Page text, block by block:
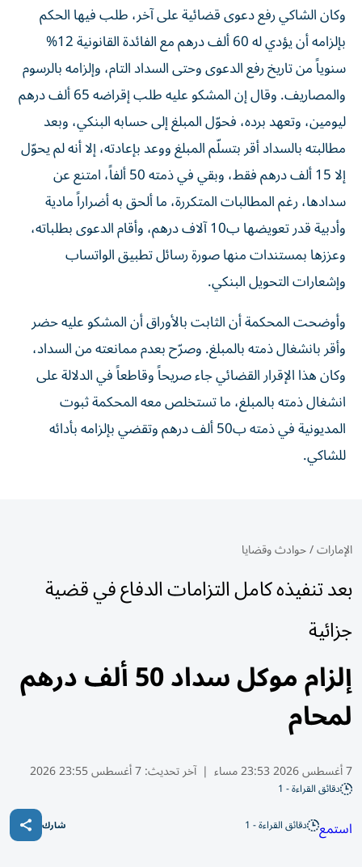
وكان الشاكي رفع دعوى قضائية على آخر، طلب فيها الحكم
بإلزامه أن يؤدي له 60 ألف درهم مع الفائدة القانونية 12%
سنوياً من تاريخ رفع الدعوى وحتى السداد التام، وإلزامه بالرسوم
والمصاريف. وقال إن المشكو عليه طلب إقراضه 65 ألف درهم
ليومين، وتعهد برده، فحوّل المبلغ إلى حسابه البنكي، وبعد
مطالبته بالسداد أقر بتسلّم المبلغ ووعد بإعادته، إلا أنه لم يحوّل
إلا 15 ألف درهم فقط، وبقي في ذمته 50 ألفاً، امتنع عن
سدادها، رغم المطالبات المتكررة، ما ألحق به أضراراً مادية
وأدبية قدر تعويضها ب10 آلاف درهم، وأقام الدعوى بطلباته،
وعززها بمستندات منها صورة رسائل تطبيق الواتساب
وإشعارات التحويل البنكي.
وأوضحت المحكمة أن الثابت بالأوراق أن المشكو عليه حضر
وأقر بانشغال ذمته بالمبلغ. وصرّح بعدم ممانعته من السداد،
وكان هذا الإقرار القضائي جاء صريحاً وقاطعاً في الدلالة على
انشغال ذمته بالمبلغ، ما تستخلص معه المحكمة ثبوت
المديونية في ذمته ب50 ألف درهم وتقضي بإلزامه بأدائه
للشاكي.
الإمارات/حوادث وقضايا
بعد تنفيذه كامل التزامات الدفاع في قضية
جزائية
إلزام موكل سداد 50 ألف درهم
لمحام
7 أغسطس 2026 23:53 مساء | آخر تحديث:7 أغسطس 23:55 2026
دقائق القراءة - 1
استمع دقائق القراءة - 1 شارك